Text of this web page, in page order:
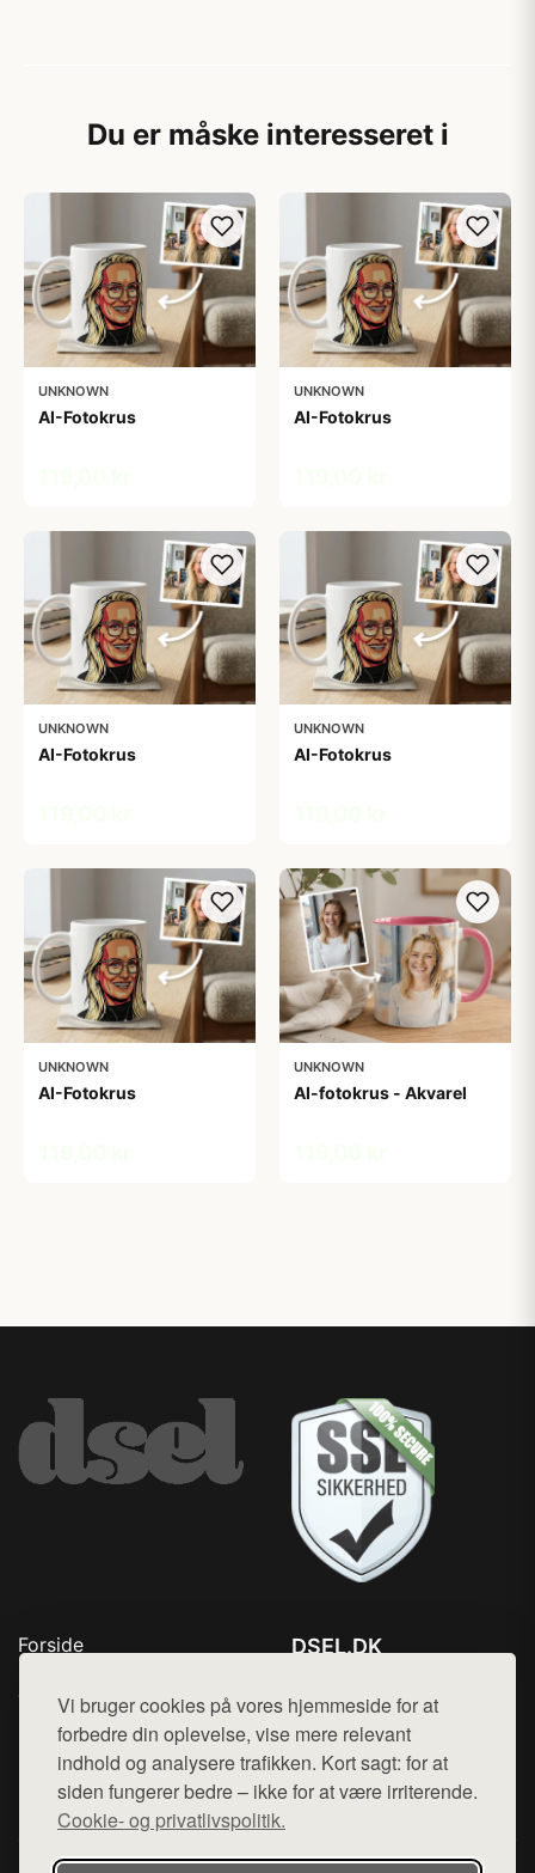
Vi bruger cookies på vores hjemmeside for at
forbedre din oplevelse, vise mere relevant
indhold og analysere trafikken. Kort sagt: for at
siden fungerer bedre – ikke for at være irriterende.
Cookie- og privatlivspolitik.
Du er måske interesseret i
UNKNOWN
AI-Fotokrus
UNKNOWN
AI-Fotokrus
UNKNOWN
AI-Fotokrus
UNKNOWN
AI-Fotokrus
UNKNOWN
AI-Fotokrus
UNKNOWN
AI-fotokrus - Akvarel
Forside
Top Rabatter
Blog
Kontakt
DSEL.DK
Mail: hej@want.dk
Cookie- og privatlivspolitik